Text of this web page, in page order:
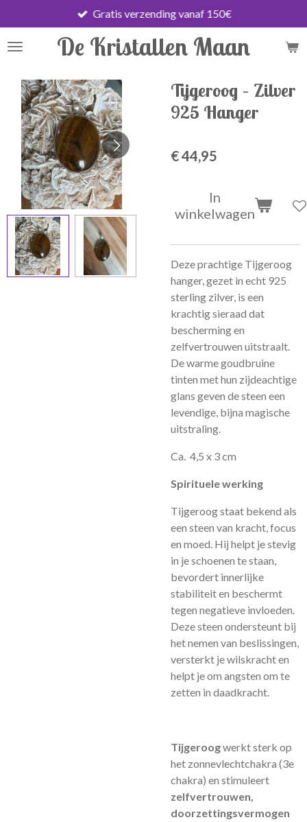
direct
naar
hoofdinhoud
De Kristallen Maan
Gratis verzending vanaf 150€
Tijgeroog – Zilver
925 Hanger
€ 44,95
In
winkelwagen
Deze prachtige Tijgeroog
hanger, gezet in echt 925
sterling zilver, is een
krachtig sieraad dat
bescherming en
zelfvertrouwen uitstraalt.
De warme goudbruine
tinten met hun zijdeachtige
glans geven de steen een
levendige, bijna magische
uitstraling.
Ca. 4,5 x 3 cm
Spirituele werking
Tijgeroog staat bekend als
een steen van kracht, focus
en moed. Hij helpt je stevig
in je schoenen te staan,
bevordert innerlijke
stabiliteit en beschermt
tegen negatieve invloeden.
Deze steen ondersteunt bij
het nemen van beslissingen,
versterkt je wilskracht en
helpt je om angsten om te
zetten in daadkracht.
Tijgeroogwerkt sterk op
het zonnevlechtchakra (3e
chakra) en stimuleert
zelfvertrouwen,
doorzettingsvermogen